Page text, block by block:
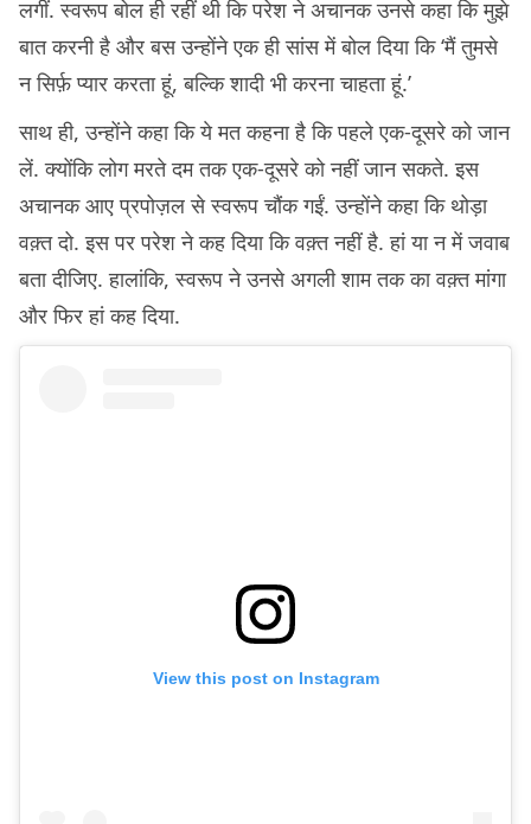
लगीं. स्वरूप बोल ही रहीं थी कि परेश ने अचानक उनसे कहा कि मुझे
बात करनी है और बस उन्होंने एक ही सांस में बोल दिया कि ‘मैं तुमसे
न सिर्फ़ प्यार करता हूं, बल्कि शादी भी करना चाहता हूं.’
साथ ही, उन्होंने कहा कि ये मत कहना है कि पहले एक-दूसरे को जान
लें. क्योंकि लोग मरते दम तक एक-दूसरे को नहीं जान सकते. इस
अचानक आए प्रपोज़ल से स्वरूप चौंक गईं. उन्होंने कहा कि थोड़ा
वक़्त दो. इस पर परेश ने कह दिया कि वक़्त नहीं है. हां या न में जवाब
बता दीजिए. हालांकि, स्वरूप ने उनसे अगली शाम तक का वक़्त मांगा
और फिर हां कह दिया.
View this post on Instagram